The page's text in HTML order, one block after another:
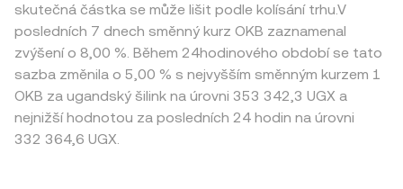
skutečná částka se může lišit podle kolísání trhu.V
posledních 7 dnech směnný kurz OKB zaznamenal
zvýšení o 8,00 %. Během 24hodinového období se tato
sazba změnila o 5,00 % s nejvyšším směnným kurzem 1
OKB za ugandský šilink na úrovni 353 342,3 UGX a
nejnižší hodnotou za posledních 24 hodin na úrovni
332 364,6 UGX.